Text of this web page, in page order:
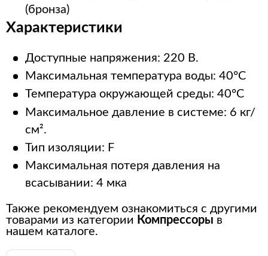
(бронза)
Характеристики
Доступные напряжения: 220 В.
Максимальная температура воды: 40°C
Температура окружающей среды: 40°C
Максимальное давление в системе: 6 кг/
см².
Тип изоляции: F
Максимальная потеря давления на
всасывании: 4 мка
Также рекомендуем ознакомиться с другими
товарами из категории Компрессоры в
нашем каталоге.